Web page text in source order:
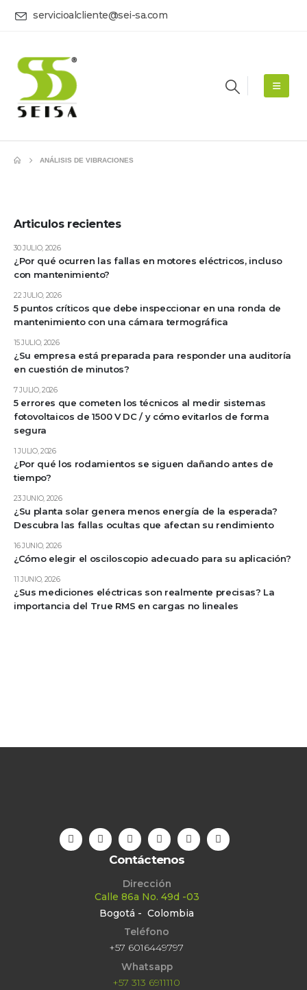
servicioalcliente@sei-sa.com
ANÁLISIS DE VIBRACIONES
Articulos recientes
¿Por qué ocurren las fallas en motores eléctricos, incluso
con mantenimiento?
30 JULIO, 2026
5 puntos críticos que debe inspeccionar en una ronda de
mantenimiento con una cámara termográfica
22 JULIO, 2026
¿Su empresa está preparada para responder una auditoría
en cuestión de minutos?
15 JULIO, 2026
5 errores que cometen los técnicos al medir sistemas
fotovoltaicos de 1500 V DC / y cómo evitarlos de forma
segura
7 JULIO, 2026
¿Por qué los rodamientos se siguen dañando antes de
tiempo?
1 JULIO, 2026
¿Su planta solar genera menos energía de la esperada?
Descubra las fallas ocultas que afectan su rendimiento
23 JUNIO, 2026
¿Cómo elegir el osciloscopio adecuado para su aplicación?
16 JUNIO, 2026
¿Sus mediciones eléctricas son realmente precisas? La
importancia del True RMS en cargas no lineales
11 JUNIO, 2026
Contáctenos
Dirección
Calle 86a No. 49d -03
Bogotá - Colombia
Teléfono
+57 6016449797
Whatsapp
+57 313 6911110